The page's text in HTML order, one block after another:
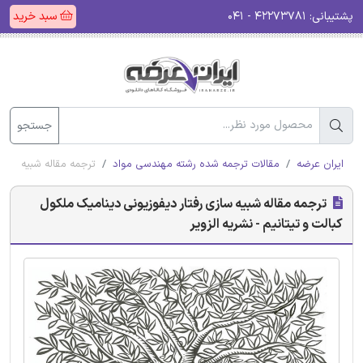
پشتیبانی: سبد خرید
جستجو
ایران عرضه مقالات ترجمه شده رشته مهندسی مواد ترجمه مقاله شبیه
ترجمه مقاله شبیه سازی رفتار دیفوزیونی دینامیک ملکول
کبالت و تیتانیم - نشریه الزویر